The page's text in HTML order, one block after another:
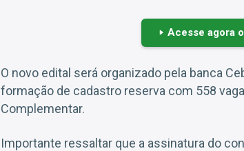
Acesse agora
O novo edital será organizado pela banca
formação de cadastro reserva com 558
Complementar.
Importante ressaltar que a assinatura do